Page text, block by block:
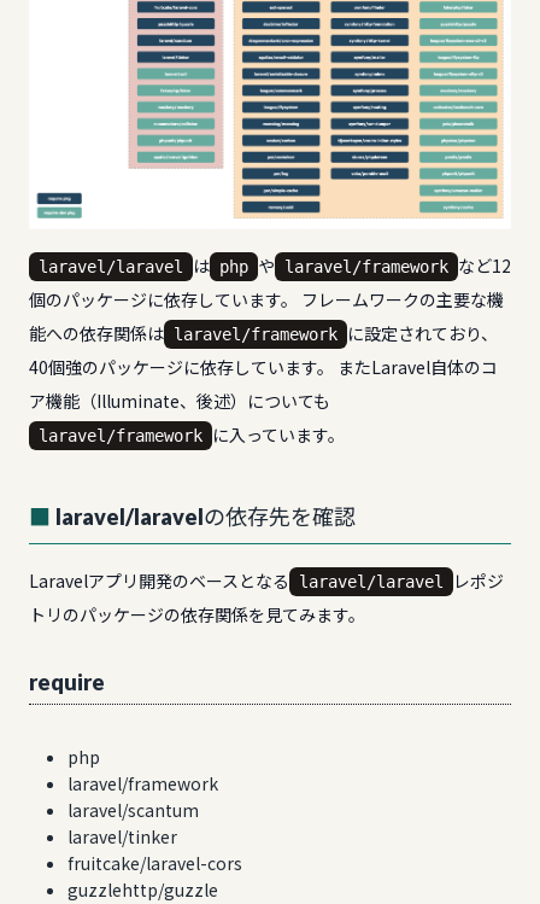
laravel/laravel は php や laravel/framework など12
個のパッケージに依存しています。 フレームワークの主要な機
能への依存関係は laravel/framework
に設定されており、
40個強のパッケージに依存しています。 またLaravel自体のコ
ア機能（Illuminate、後述）についても
laravel/framework に入っています。
laravel/laravelの依存先を確認
Laravelアプリ開発のベースとなる laravel/laravel
レポジ
トリのパッケージの依存関係を見てみます。
require
php
laravel/framework
laravel/scantum
laravel/tinker
fruitcake/laravel-cors
guzzlehttp/guzzle